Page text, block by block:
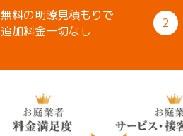
無料の明瞭見積もりで
追加料金一切なし
2